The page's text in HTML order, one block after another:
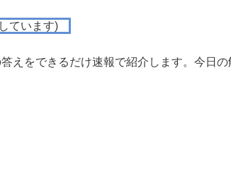
しています)
えをできるだけ速報で紹介します。今日の